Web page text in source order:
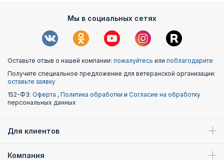
Мы в социальных сетях
Оставьте отзыв о нашей компании: пожалуйтесь или поблагодарите
Получите специальное предложение для ветеранской организации:
оставьте заявку
152-ФЗ: Оферта , Политика обработки и Согласие на обработку
персональных данных
Для клиентов
Компания